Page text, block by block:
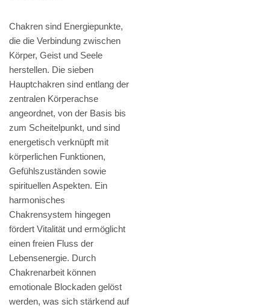
Chakren sind Energiepunkte,
die die Verbindung zwischen
Körper, Geist und Seele
herstellen. Die sieben
Hauptchakren sind entlang der
zentralen Körperachse
angeordnet, von der Basis bis
zum Scheitelpunkt, und sind
energetisch verknüpft mit
körperlichen Funktionen,
Gefühlszuständen sowie
spirituellen Aspekten. Ein
harmonisches
Chakrensystem hingegen
fördert Vitalität und ermöglicht
einen freien Fluss der
Lebensenergie. Durch
Chakrenarbeit können
emotionale Blockaden gelöst
werden, was sich stärkend auf